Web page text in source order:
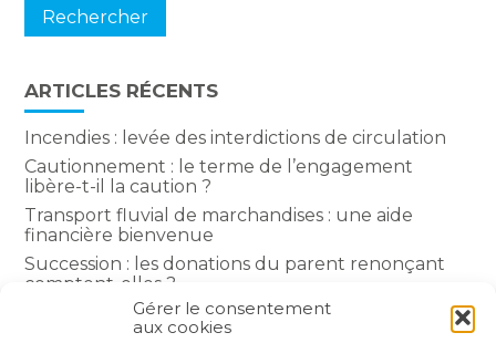
Gérer le consentement
aux cookies
ARTICLES RÉCENTS
Incendies : levée des interdictions de circulation
Cautionnement : le terme de l’engagement
libère-t-il la caution ?
Transport fluvial de marchandises : une aide
financière bienvenue
Succession : les donations du parent renonçant
comptent-elles ?
Encadrement des loyers : une année de plus